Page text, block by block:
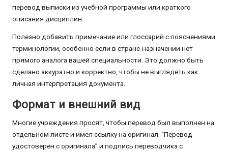
перевод выписки из учебной программы или краткого
описания дисциплин.
Полезно добавить примечание или глоссарий с пояснениями
терминологии, особенно если в стране-назначении нет
прямого аналога вашей специальности. Это должно быть
сделано аккуратно и корректно, чтобы не выглядеть как
личная интерпретация документа.
Формат и внешний вид
Многие учреждения просят, чтобы перевод был выполнен на
отдельном листе и имел ссылку на оригинал: “Перевод
удостоверен с оригинала” и подпись переводчика с